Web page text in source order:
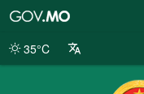
da
35°C